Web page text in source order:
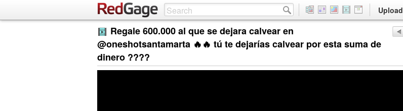
Upload
Regale 600.000 al que se dejara calvear en
@oneshotsantamarta 🔥🔥 tú te dejarías calvear por esta suma de
dinero ????